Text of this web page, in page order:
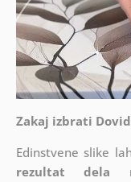
Zakaj izbrati
Edinstvene slike
rezultat dela